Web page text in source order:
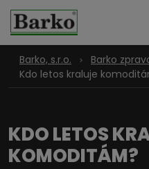
Barko, s.r.o.
Barko
Kdo letos kraluje
KDO LETOS
KOMODITÁM?